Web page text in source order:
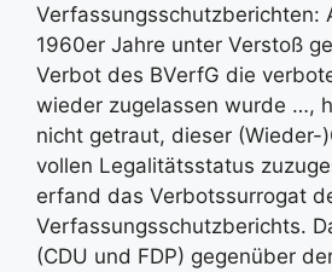
Verfassungsschutzberichten:
1960er Jahre unter Verstoß
Verbot des BVerfG die
wieder zugelassen wurde …,
nicht getraut, dieser (Wieder-
vollen Legalitätsstatus
erfand das Verbotssurrogat
Verfassungsschutzberichts.
(CDU und FDP) gegenüber